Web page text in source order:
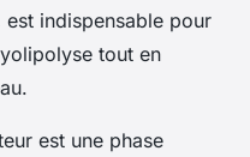
indispensable pour
tout en
est une phase